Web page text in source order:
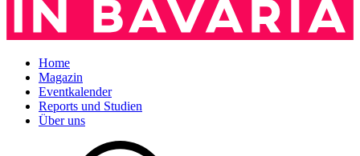
Home
Magazin
Eventkalender
Reports und Studien
Über uns